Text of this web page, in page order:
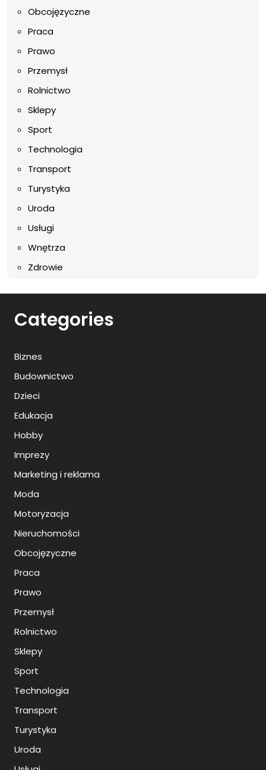
Obcojęzyczne
Praca
Prawo
Przemysł
Rolnictwo
Sklepy
Sport
Technologia
Transport
Turystyka
Uroda
Usługi
Wnętrza
Zdrowie
Categories
Biznes
Budownictwo
Dzieci
Edukacja
Hobby
Imprezy
Marketing i reklama
Moda
Motoryzacja
Nieruchomości
Obcojęzyczne
Praca
Prawo
Przemysł
Rolnictwo
Sklepy
Sport
Technologia
Transport
Turystyka
Uroda